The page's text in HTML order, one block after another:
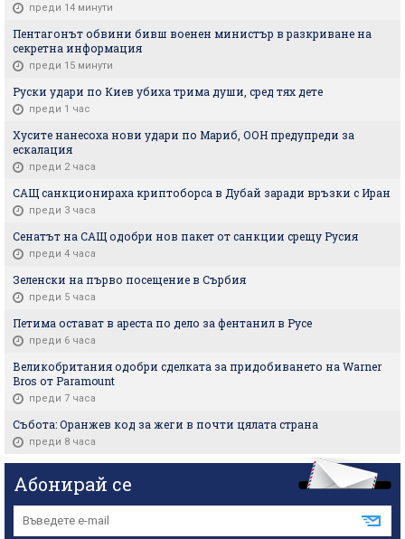
преди 14 минути
Пентагонът обвини бивш военен министър в разкриване на
секретна информация
преди 15 минути
Руски удари по Киев убиха трима души, сред тях дете
преди 1 час
Хусите нанесоха нови удари по Мариб, ООН предупреди за
ескалация
преди 2 часа
САЩ санкционираха криптоборса в Дубай заради връзки с Иран
преди 3 часа
Сенатът на САЩ одобри нов пакет от санкции срещу Русия
преди 4 часа
Зеленски на първо посещение в Сърбия
преди 5 часа
Петима остават в ареста по дело за фентанил в Русе
преди 6 часа
Великобритания одобри сделката за придобиването на Warner
Bros от Paramount
преди 7 часа
Събота: Оранжев код за жеги в почти цялата страна
преди 8 часа
Абонирай се